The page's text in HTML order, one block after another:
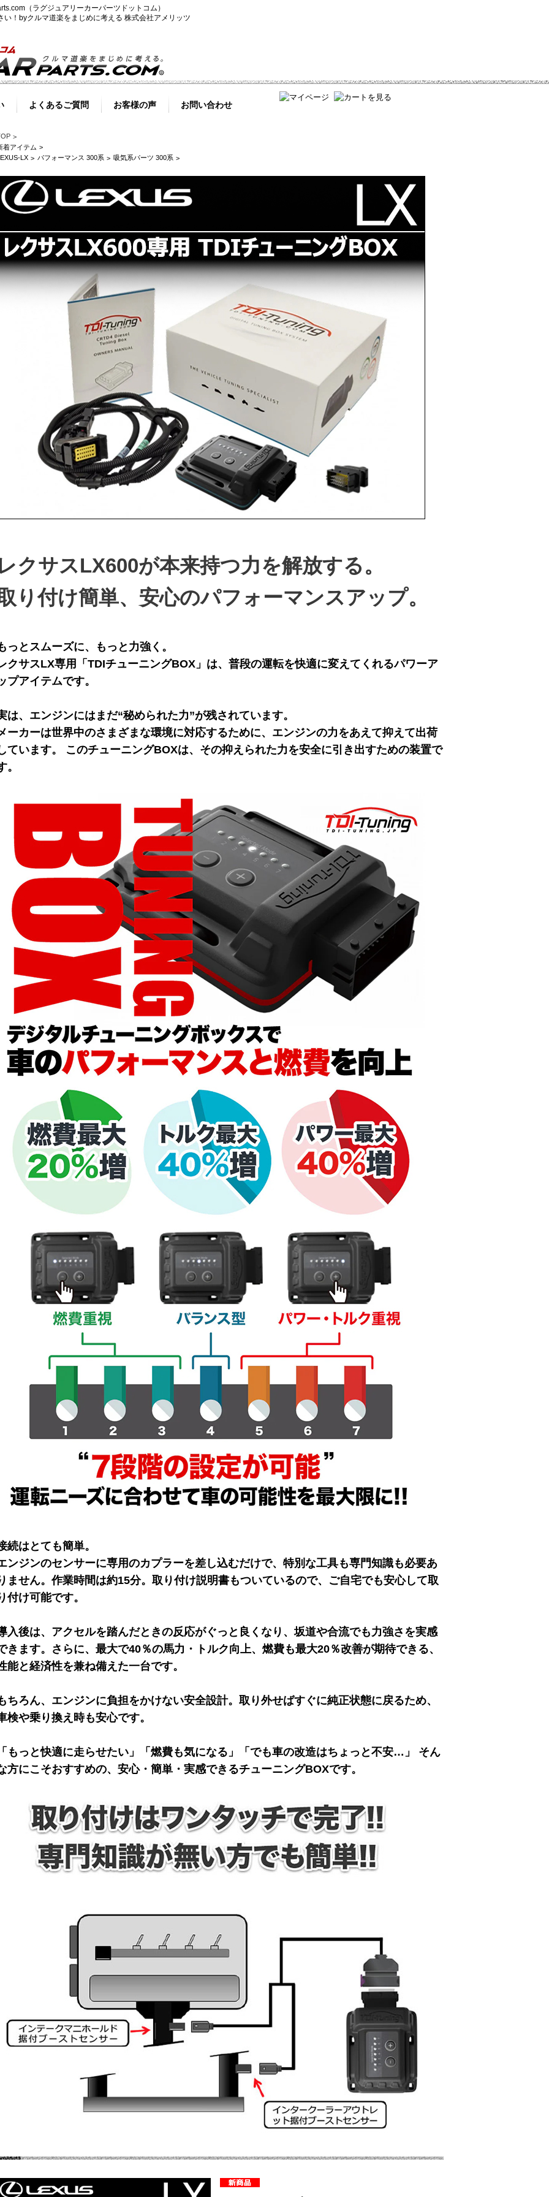
（ラグジュアリーカーパーツドットコム）
！byクルマ道楽をまじめに考える 株式会社アメリッツ
よくあるご質問 お客様の声 お問い合わせ
着アイテム
LX
パフォーマンス 300系 吸気系パーツ 300系
クサスLX600が本来持つ力を解放する。
り付け簡単、安心のパフォーマンスアップ。
っとスムーズに、もっと力強く。
クサスLX専用「TDIチューニングBOX」は、普段の運転を快適に変えてくれるパワーア
プアイテムです。
は、エンジンにはまだ“秘められた力”が残されています。
ーカーは世界中のさまざまな環境に対応するために、エンジンの力をあえて抑えて出荷
ています。 このチューニングBOXは、その抑えられた力を安全に引き出すための装置で
。
続はとても簡単。
ンジンのセンサーに専用のカプラーを差し込むだけで、特別な工具も専門知識も必要あ
ません。作業時間は約15分。取り付け説明書もついているので、ご自宅でも安心して取
付け可能です。
入後は、アクセルを踏んだときの反応がぐっと良くなり、坂道や合流でも力強さを実感
きます。さらに、最大で40％の馬力・トルク向上、燃費も最大20％改善が期待できる、
能と経済性を兼ね備えた一台です。
ちろん、エンジンに負担をかけない安全設計。取り外せばすぐに純正状態に戻るため、
検や乗り換え時も安心です。
もっと快適に走らせたい」「燃費も気になる」「でも車の改造はちょっと不安…」 そん
方にこそおすすめの、安心・簡単・実感できるチューニングBOXです。